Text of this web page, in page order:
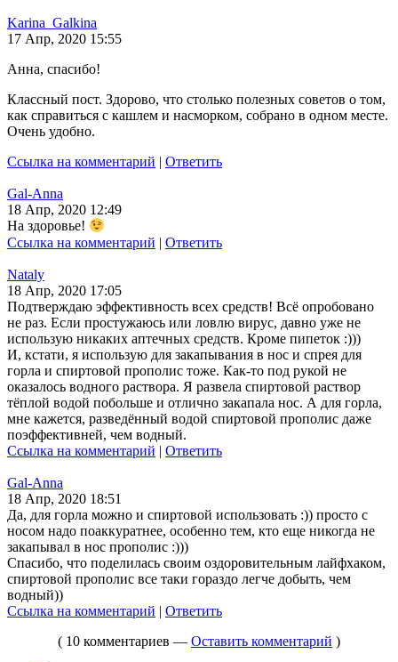
Karina_Galkina
17 Апр, 2020 15:55
Анна, спасибо!
Классный пост. Здорово, что столько полезных советов о том,
как справиться с кашлем и насморком, собрано в одном месте.
Очень удобно.
Ссылка на комментарий | Ответить
Gal-Anna
18 Апр, 2020 12:49
На здоровье!
Ссылка на комментарий | Ответить
Nataly
18 Апр, 2020 17:05
Подтверждаю эффективность всех средств! Всё опробовано
не раз. Если простужаюсь или ловлю вирус, давно уже не
использую никаких аптечных средств. Кроме пипеток :)))
И, кстати, я использую для закапывания в нос и спрея для
горла и спиртовой прополис тоже. Как-то под рукой не
оказалось водного раствора. Я развела спиртовой раствор
тёплой водой побольше и отлично закапала нос. А для горла,
мне кажется, разведённый водой спиртовой прополис даже
поэффективней, чем водный.
Ссылка на комментарий | Ответить
Gal-Anna
18 Апр, 2020 18:51
Да, для горла можно и спиртовой использовать :)) просто с
носом надо поаккуратнее, особенно тем, кто еще никогда не
закапывал в нос прополис :)))
Спасибо, что поделилась своим оздоровительным лайфхаком,
спиртовой прополис все таки гораздо легче добыть, чем
водный))
Ссылка на комментарий | Ответить
( 10 комментариев — Оставить комментарий )